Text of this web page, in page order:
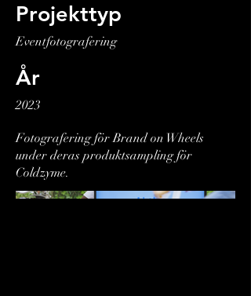
Projekttyp
Eventfotografering
År
2023
Fotografering för Brand on Wheels
under deras produktsampling för
Coldzyme.